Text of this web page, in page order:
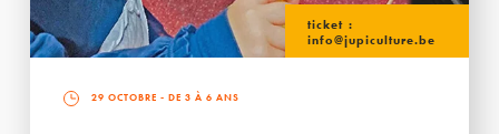
ticket :
info@jupiculture.be
29 OCTOBRE - DE 3 À 6 ANS